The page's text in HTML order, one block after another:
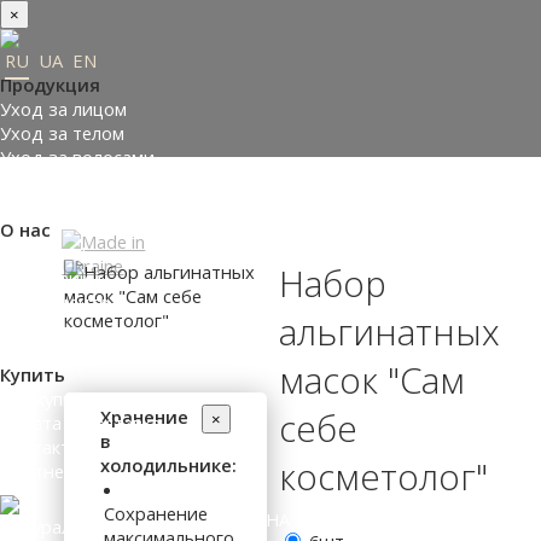
×
RU UA EN
Продукция
Уход за лицом
Уход за телом
Уход за волосами
О нас
Made in Ukraine
О компании
Пресс-центр
Отзывы
Купить
Где купить
Оплата и доставка
Контакты
Партнеры
ВХОД НА САЙТ
×
Хранение
в
холодильнике:
Сохранение
Набор
альгинатных
масок "Сам
себе
косметолог"